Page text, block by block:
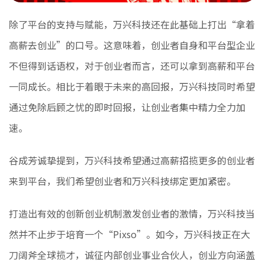
除了平台的支持与赋能，万兴科技还在此基础上打出“拿着
高薪去创业”的口号。这意味着，创业者自身和平台型企业
不但得到话语权，对于创业者而言，还可以拿到高薪和平台
一同成长。相比于着眼于未来的高回报，万兴科技同时希望
通过免除后顾之忧的即时回报，让创业者集中精力全力加
速。
谷成芳诚挚提到，万兴科技希望通过高薪招揽更多的创业者
来到平台，我们希望创业者和万兴科技绑定更加紧密。
打造出有效的创新创业机制激发创业者的激情，万兴科技当
然并不止步于培育一个“Pixso”。如今，万兴科技正在大
刀阔斧全球揽才，诚征内部创业事业合伙人，创业方向涵盖